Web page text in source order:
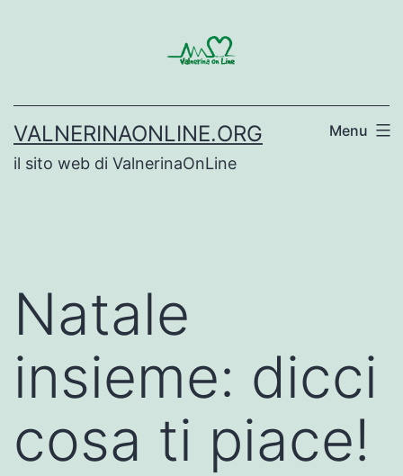
VALNERINAONLINE.ORG
il sito web di ValnerinaOnLine
Menu
Natale
insieme: dicci
cosa ti piace!